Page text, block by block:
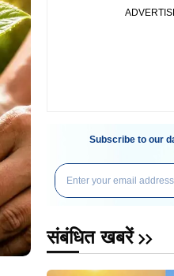
Subscribe to our
संबंधित खबरें